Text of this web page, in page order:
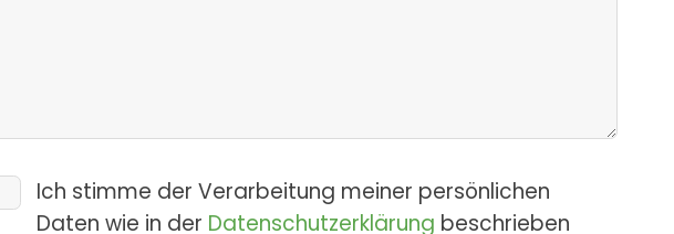
Ich stimme der Verarbeitung meiner persönlichen
Daten wie in der Datenschutzerklärung beschrieben